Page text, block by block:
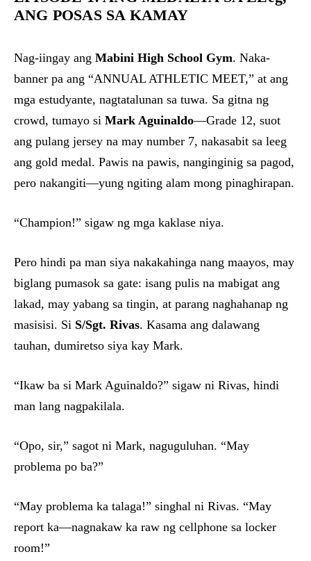
ANG POSAS SA KAMAY
Nag-iingay ang Mabini High School Gym. Naka-
banner pa ang “ANNUAL ATHLETIC MEET,” at ang
mga estudyante, nagtatalunan sa tuwa. Sa gitna ng
crowd, tumayo si Mark Aguinaldo—Grade 12, suot
ang pulang jersey na may number 7, nakasabit sa leeg
ang gold medal. Pawis na pawis, nanginginig sa pagod,
pero nakangiti—yung ngiting alam mong pinaghirapan.
“Champion!” sigaw ng mga kaklase niya.
Pero hindi pa man siya nakakahinga nang maayos, may
biglang pumasok sa gate: isang pulis na mabigat ang
lakad, may yabang sa tingin, at parang naghahanap ng
masisisi. Si S/Sgt. Rivas. Kasama ang dalawang
tauhan, dumiretso siya kay Mark.
“Ikaw ba si Mark Aguinaldo?” sigaw ni Rivas, hindi
man lang nagpakilala.
“Opo, sir,” sagot ni Mark, naguguluhan. “May
problema po ba?”
“May problema ka talaga!” singhal ni Rivas. “May
report ka—nagnakaw ka raw ng cellphone sa locker
room!”